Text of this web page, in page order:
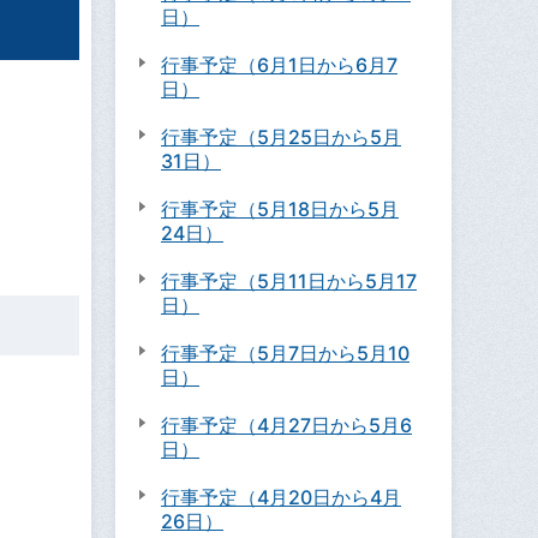
日）
行事予定（6月1日から6月7
日）
行事予定（5月25日から5月
31日）
行事予定（5月18日から5月
24日）
行事予定（5月11日から5月17
日）
行事予定（5月7日から5月10
日）
行事予定（4月27日から5月6
日）
行事予定（4月20日から4月
26日）